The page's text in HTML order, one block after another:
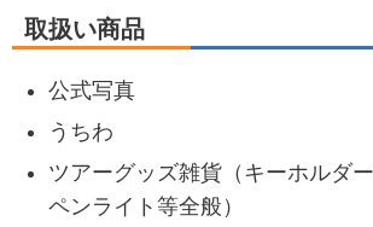
取扱い商品
公式写真
うちわ
ツアーグッズ雑貨（キーホルダー
ペンライト等全般）